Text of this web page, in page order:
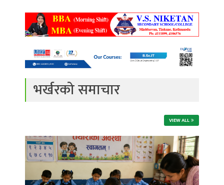
भर्खरको समाचार
VIEW ALL